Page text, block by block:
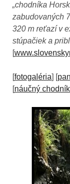
„chodníka
zabudovaných
320 m reťazí v
stúpačiek a
[
[fotogaléria] [
[náučný